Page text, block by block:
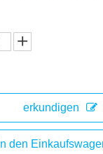
erkundigen
In den